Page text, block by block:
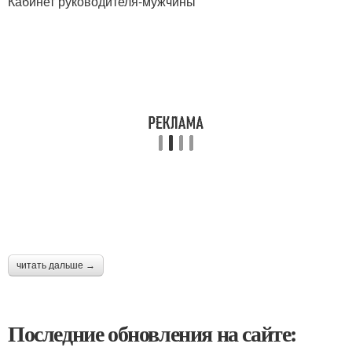
читать дальше →
Последние обновления на сайте: